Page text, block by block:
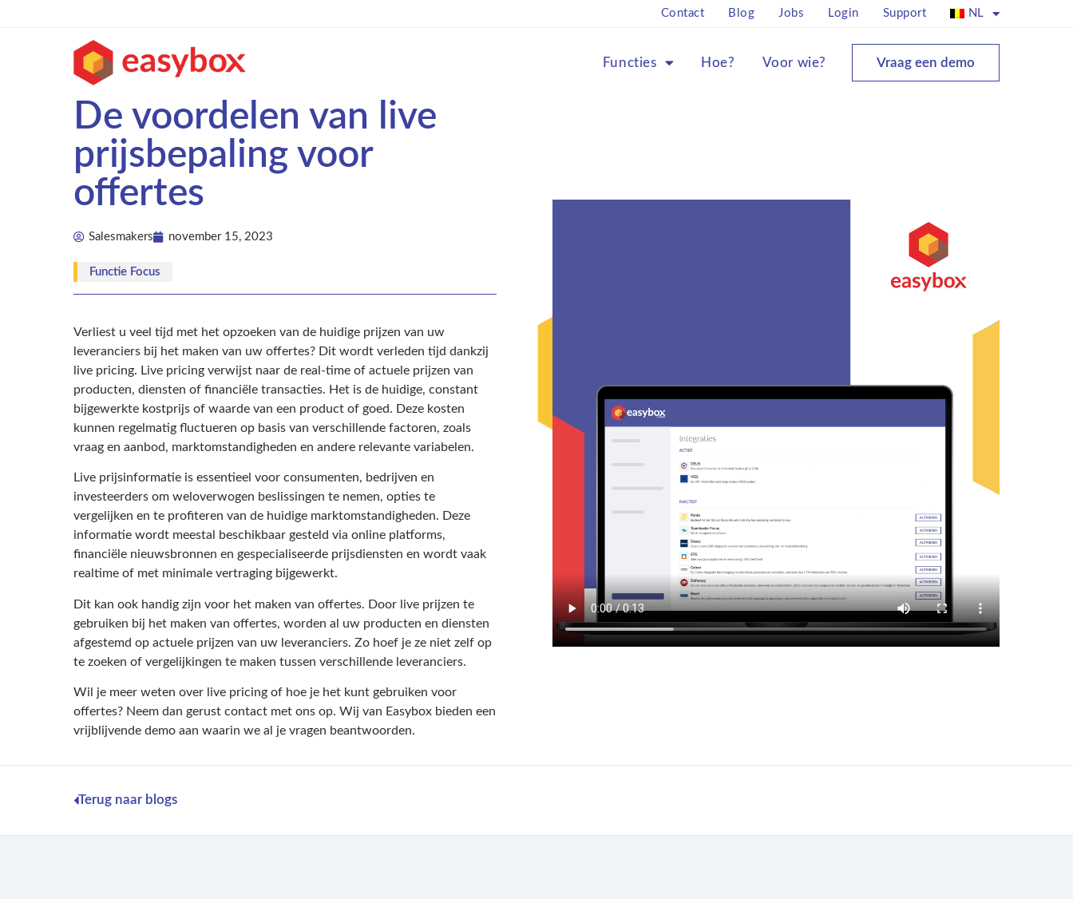
Contact Blog Jobs Login Support NL
Functies Hoe? Voor wie? Vraag een demo
De voordelen van live
prijsbepaling voor
offertes
Salesmakers november 15, 2023
Functie Focus
Verliest u veel tijd met het opzoeken van de huidige prijzen van uw
leveranciers bij het maken van uw offertes? Dit wordt verleden tijd dankzij
live pricing. Live pricing verwijst naar de real-time of actuele prijzen van
producten, diensten of financiële transacties. Het is de huidige, constant
bijgewerkte kostprijs of waarde van een product of goed. Deze kosten
kunnen regelmatig fluctueren op basis van verschillende factoren, zoals
vraag en aanbod, marktomstandigheden en andere relevante variabelen.
Live prijsinformatie is essentieel voor consumenten, bedrijven en
investeerders om weloverwogen beslissingen te nemen, opties te
vergelijken en te profiteren van de huidige marktomstandigheden. Deze
informatie wordt meestal beschikbaar gesteld via online platforms,
financiële nieuwsbronnen en gespecialiseerde prijsdiensten en wordt vaak
realtime of met minimale vertraging bijgewerkt.
Dit kan ook handig zijn voor het maken van offertes. Door live prijzen te
gebruiken bij het maken van offertes, worden al uw producten en diensten
afgestemd op actuele prijzen van uw leveranciers. Zo hoef je ze niet zelf op
te zoeken of vergelijkingen te maken tussen verschillende leveranciers.
Wil je meer weten over live pricing of hoe je het kunt gebruiken voor
offertes? Neem dan gerust contact met ons op. Wij van Easybox bieden een
vrijblijvende demo aan waarin we al je vragen beantwoorden.
Terug naar blogs